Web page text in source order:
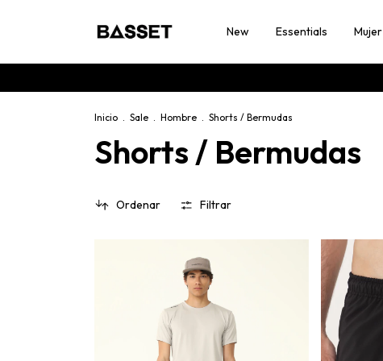
New Essentials Mujer
Inicio . Sale . Hombre . Shorts / Bermudas
Shorts / Bermudas
Ordenar Filtrar